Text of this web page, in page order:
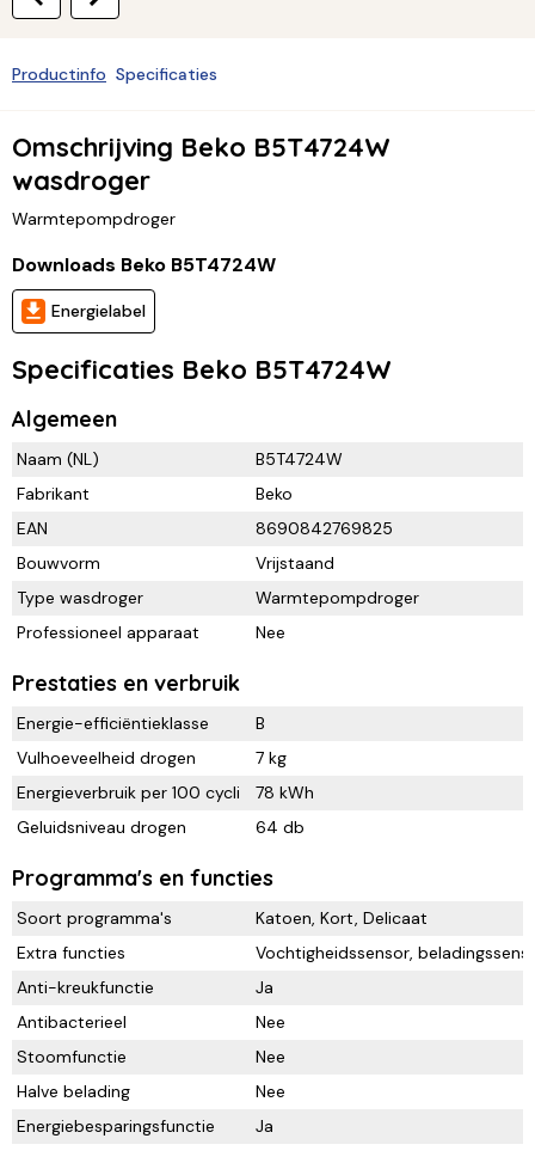
Productinfo Specificaties
Omschrijving Beko B5T4724W
wasdroger
Warmtepompdroger
Downloads Beko B5T4724W
Energielabel
Specificaties Beko B5T4724W
Algemeen
Naam (NL)
B5T4724W
Fabrikant
Beko
EAN
8690842769825
Bouwvorm
Vrijstaand
Type wasdroger
Warmtepompdroger
Professioneel apparaat
Nee
Prestaties en verbruik
Energie-efficiëntieklasse
B
Vulhoeveelheid drogen
7 kg
Energieverbruik per 100 cycli
78 kWh
Geluidsniveau drogen
64 db
Programma's en functies
Soort programma's
Katoen, Kort, Delicaat
Extra functies
Vochtigheidssensor,
Anti-kreukfunctie
Ja
Antibacterieel
Nee
Stoomfunctie
Nee
Halve belading
Nee
Energiebesparingsfunctie
Ja